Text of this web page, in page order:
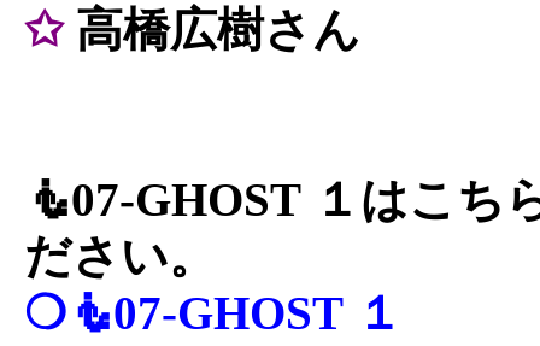
✩高橋広樹さん
🧜07-GHOST １はこち
ださい。
❍🧜07-GHOST １